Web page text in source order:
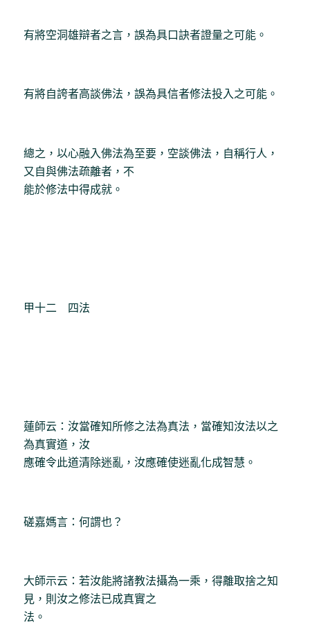
有將空洞雄辯者之言，誤為具口訣者證量之可能。
有將自誇者高談佛法，誤為具信者修法投入之可能。
總之，以心融入佛法為至要，空談佛法，自稱行人，
又自與佛法疏離者，不
能於修法中得成就。
甲十二 四法
蓮師云：汝當確知所修之法為真法，當確知汝法以之
為真實道，汝
應確令此道清除迷亂，汝應確使迷亂化成智慧。
磋嘉媽言：何謂也？
大師示云：若汝能將諸教法攝為一乘，得離取捨之知
見，則汝之修法已成真實之
法。